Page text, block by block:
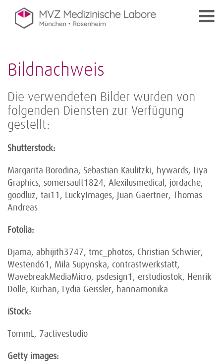
Bildnachweis
Die verwendeten Bilder wurden von
folgenden Diensten zur Verfügung
gestellt:
Shutterstock:
Margarita Borodina, Sebastian Kaulitzki, hywards, Liya
Graphics, somersault1824, Alexilusmedical, jordache,
goodluz, tai11, LuckyImages, Juan Gaertner, Thomas
Andreas
Fotolia:
Djama, abhijith3747, tmc_photos, Christian Schwier,
Westend61, Mila Supynska, contrastwerkstatt,
WavebreakMediaMicro, psdesign1, erstudiostok, Henrik
Dolle, Kurhan, Lydia Geissler, hannamonika
iStock:
TommL, 7activestudio
Getty images: